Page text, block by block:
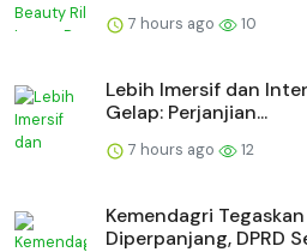
7 hours ago 10
Lebih Imersif dan
Gelap: Perjanjian...
7 hours ago 12
Kemendagri
Diperpanjang, DPRD